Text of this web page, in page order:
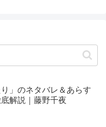
り」のネタバレ＆あらす
解説｜藤野千夜